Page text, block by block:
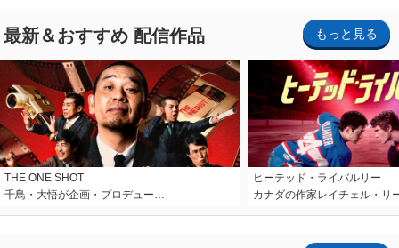
最新＆おすすめ 配信作品 もっと見る
THE ONE SHOT
千鳥・大悟が企画・プロデュー…
ヒーテッド・ライバルリー
カナダの作家レイチェル・リ